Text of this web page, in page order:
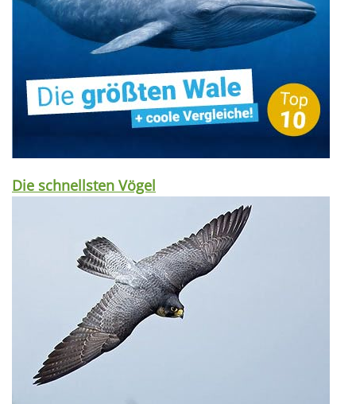
Die schnellsten Vögel